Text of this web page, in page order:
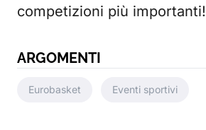
competizioni più importanti!
ARGOMENTI
Eurobasket Eventi sportivi